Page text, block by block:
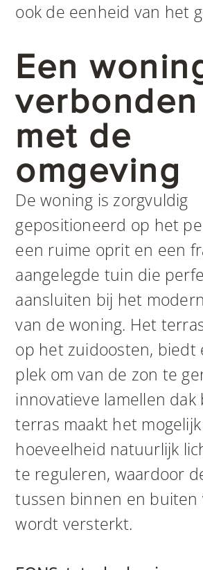
ook de eenheid van het
Een
met de
omgeving
De woning is zorgvuldig
gepositioneerd op het
een ruime oprit en een
aangelegde tuin die
aansluiten bij het
van de woning. Het
op het zuidoosten, biedt
plek om van de zon te
innovatieve lamellen dak
terras maakt het
hoeveelheid natuurlijk
te reguleren, waardoor
tussen binnen en buiten
wordt versterkt.